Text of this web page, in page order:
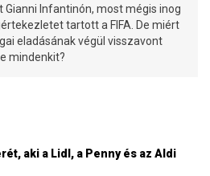
Infantinón, most mégis inog
tartott a FIFA. De miért
eladásának végül visszavont
mindenkit?
aki a Lidl, a Penny és az Aldi